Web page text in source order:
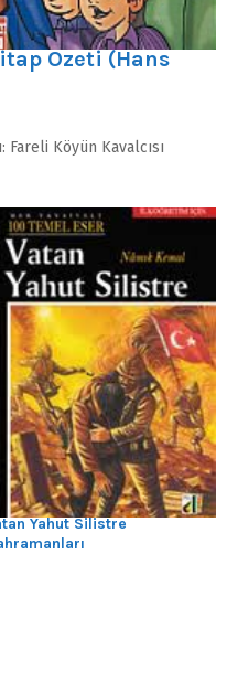
Özeti (Hans
Köyün Kavalcısı
Yahut Silistre